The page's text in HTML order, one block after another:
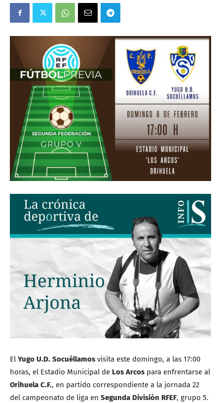
El Yugo U.D. Socuéllamos visita este domingo, a las 17:00
horas, el Estadio Municipal de Los Arcos para enfrentarse al
Orihuela C.F., en partido correspondiente a la jornada 22
del campeonato de liga en Segunda División RFEF, grupo 5.